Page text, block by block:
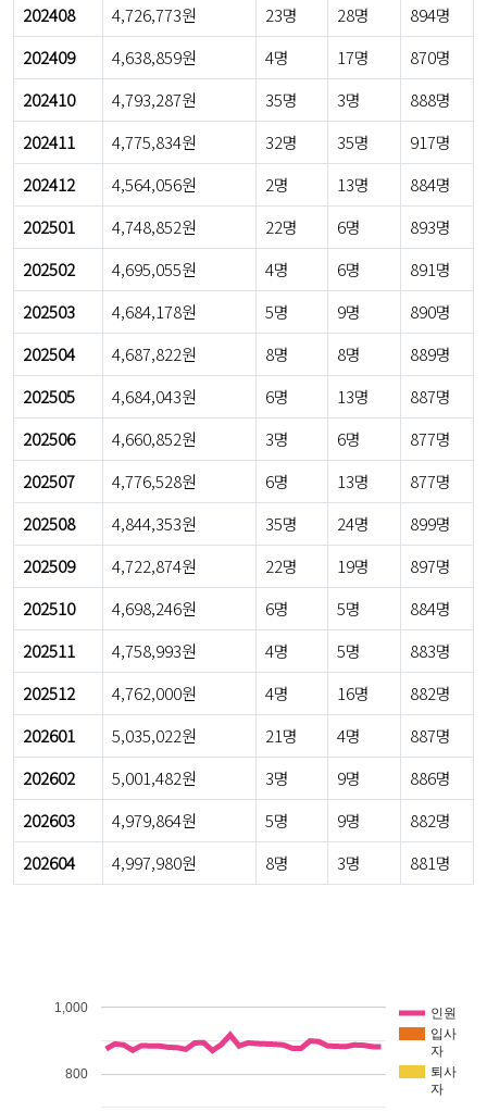
202408
4,726,773원 23명 28명
894명
202409
4,638,859원 4명 17명
870명
202410
4,793,287원 35명 3명
888명
202411
4,775,834원 32명 35명
917명
202412
4,564,056원 2명 13명
884명
202501
4,748,852원 22명 6명
893명
202502
4,695,055원 4명 6명
891명
202503
4,684,178원 5명 9명
890명
202504
4,687,822원 8명 8명
889명
202505
4,684,043원 6명 13명
887명
202506
4,660,852원 3명 6명
877명
202507
4,776,528원 6명 13명
877명
202508
4,844,353원 35명 24명
899명
202509
4,722,874원 22명 19명
897명
202510
4,698,246원 6명 5명
884명
202511
4,758,993원 4명 5명
883명
202512
4,762,000원 4명 16명
882명
202601
5,035,022원 21명 4명
887명
202602
5,001,482원 3명 9명
886명
202603
4,979,864원 5명 9명
882명
202604
4,997,980원 8명 3명 881명
인원
입사
자
퇴사
자
800
1,000